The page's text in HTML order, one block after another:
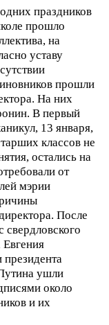
праздников
прошло
на
уставу
прошли
На них
В первый
13 января,
классов не
остались на
от
мэрии
После
свердловского
Евгения
ушли
около
и их